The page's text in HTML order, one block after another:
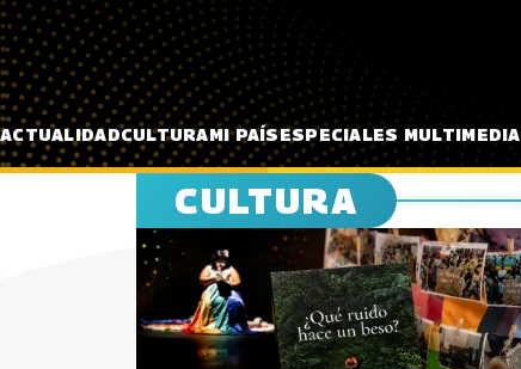
Pasar al contenido principal
ACTUALIDADCULTURAMI PAÍSESPECIALES MULTIMEDIA
CULTURA